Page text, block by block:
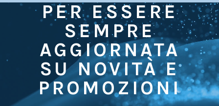
PER ESSERE
SEMPRE
AGGIORNATA
SU NOVITÀ E
PROMOZIONI